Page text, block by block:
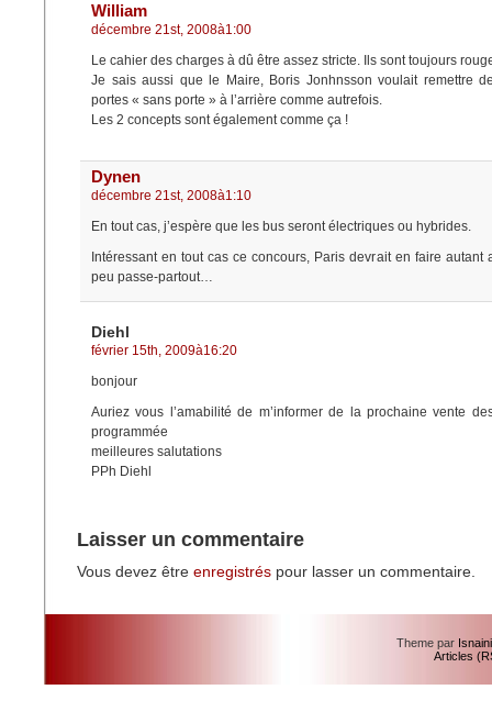
William
décembre 21st, 2008à1:00
Le cahier des charges à dû être assez stricte. Ils sont toujours
Je sais aussi que le Maire, Boris Jonhnsson voulait remettre
portes « sans porte » à l’arrière comme autrefois.
Les 2 concepts sont également comme ça !
Dynen
décembre 21st, 2008à1:10
En tout cas, j’espère que les bus seront électriques ou hybrides.
Intéressant en tout cas ce concours, Paris devrait en faire autant
peu passe-partout…
Diehl
février 15th, 2009à16:20
bonjour
Auriez vous l’amabilité de m’informer de la prochaine vente
programmée
meilleures salutations
PPh Diehl
Laisser un commentaire
Vous devez être enregistrés pour lasser un commentaire.
Theme par
Articles